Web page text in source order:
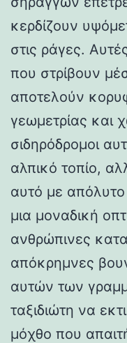
κερδίζουν
στις ράγες.
που στρίβουν
αποτελούν
γεωμετρίας και
σιδηρόδρομοι
αλπικό τοπίο,
αυτό με
μια μοναδική
ανθρώπινες
απόκρημνες
αυτών των
ταξιδιώτη να
μόχθο που